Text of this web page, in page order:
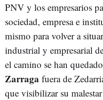
PNV y los empresarios
sociedad, empresa e
mismo para volver a
industrial y empresarial
el camino se han quedado
Zarraga fuera de
que visibilizar su